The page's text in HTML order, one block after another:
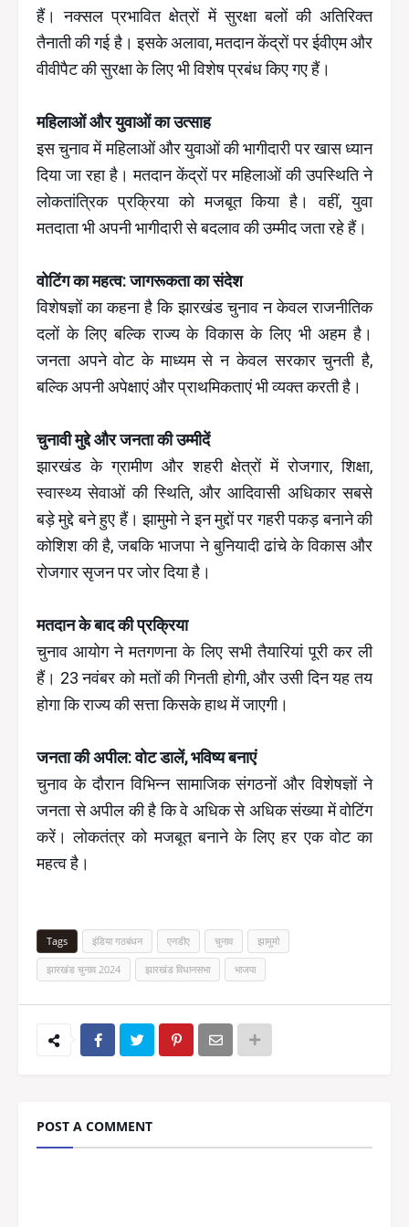
हैं। नक्सल प्रभावित क्षेत्रों में सुरक्षा बलों की अतिरिक्त
तैनाती की गई है। इसके अलावा, मतदान केंद्रों पर ईवीएम और
वीवीपैट की सुरक्षा के लिए भी विशेष प्रबंध किए गए हैं।
महिलाओं और युवाओं का उत्साह
इस चुनाव में महिलाओं और युवाओं की भागीदारी पर खास ध्यान
दिया जा रहा है। मतदान केंद्रों पर महिलाओं की उपस्थिति ने
लोकतांत्रिक प्रक्रिया को मजबूत किया है। वहीं, युवा
मतदाता भी अपनी भागीदारी से बदलाव की उम्मीद जता रहे हैं।
वोटिंग का महत्व: जागरूकता का संदेश
विशेषज्ञों का कहना है कि झारखंड चुनाव न केवल राजनीतिक
दलों के लिए बल्कि राज्य के विकास के लिए भी अहम है।
जनता अपने वोट के माध्यम से न केवल सरकार चुनती है,
बल्कि अपनी अपेक्षाएं और प्राथमिकताएं भी व्यक्त करती है।
चुनावी मुद्दे और जनता की उम्मीदें
झारखंड के ग्रामीण और शहरी क्षेत्रों में रोजगार, शिक्षा,
स्वास्थ्य सेवाओं की स्थिति, और आदिवासी अधिकार सबसे
बड़े मुद्दे बने हुए हैं। झामुमो ने इन मुद्दों पर गहरी पकड़ बनाने की
कोशिश की है, जबकि भाजपा ने बुनियादी ढांचे के विकास और
रोजगार सृजन पर जोर दिया है।
मतदान के बाद की प्रक्रिया
चुनाव आयोग ने मतगणना के लिए सभी तैयारियां पूरी कर ली
हैं। 23 नवंबर को मतों की गिनती होगी, और उसी दिन यह तय
होगा कि राज्य की सत्ता किसके हाथ में जाएगी।
जनता की अपील: वोट डालें, भविष्य बनाएं
चुनाव के दौरान विभिन्न सामाजिक संगठनों और विशेषज्ञों ने
जनता से अपील की है कि वे अधिक से अधिक संख्या में वोटिंग
करें। लोकतंत्र को मजबूत बनाने के लिए हर एक वोट का
महत्व है।
Tags इंडिया गठबंधन एनडीए चुनाव झामुमो
झारखंड चुनाव 2024 झारखंड विधानसभा भाजपा
POST A COMMENT